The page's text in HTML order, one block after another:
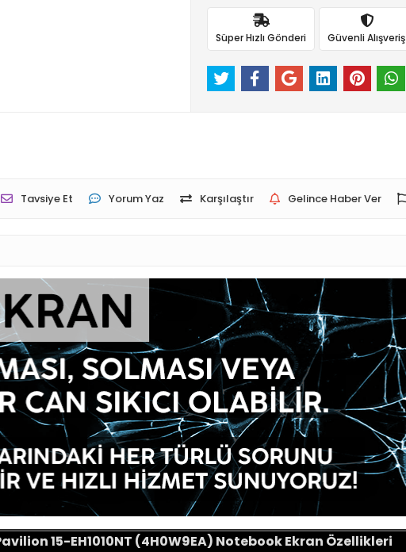
Süper Hızlı Gönderi Güvenli Alışveriş
Tavsiye Et Yorum Yaz Karşılaştır Gelince Haber Ver
15-EH1010NT (4H0W9EA) Notebook Ekran Özellikleri